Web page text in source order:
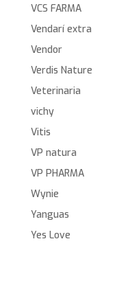
VCS FARMA
Vendarí extra
Vendor
Verdis Nature
Veterinaria
vichy
Vitis
VP natura
VP PHARMA
Wynie
Yanguas
Yes Love